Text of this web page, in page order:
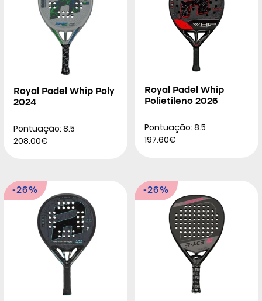
Royal Padel Whip Poly
2024
Pontuação: 8.5
208.00€
Royal Padel Whip
Polietileno 2026
Pontuação: 8.5
197.60€
-26% -26%